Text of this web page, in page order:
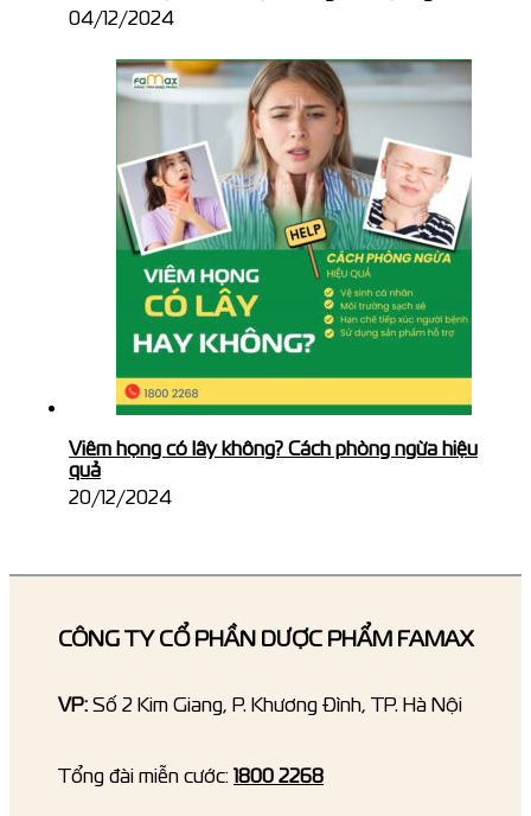
04/12/2024
Viêm họng có lây không? Cách phòng ngừa hiệu
quả
20/12/2024
CÔNG TY CỔ PHẦN DƯỢC PHẨM FAMAX
VP: Số 2 Kim Giang, P. Khương Đình, TP. Hà Nội
Tổng đài miễn cước: 1800 2268